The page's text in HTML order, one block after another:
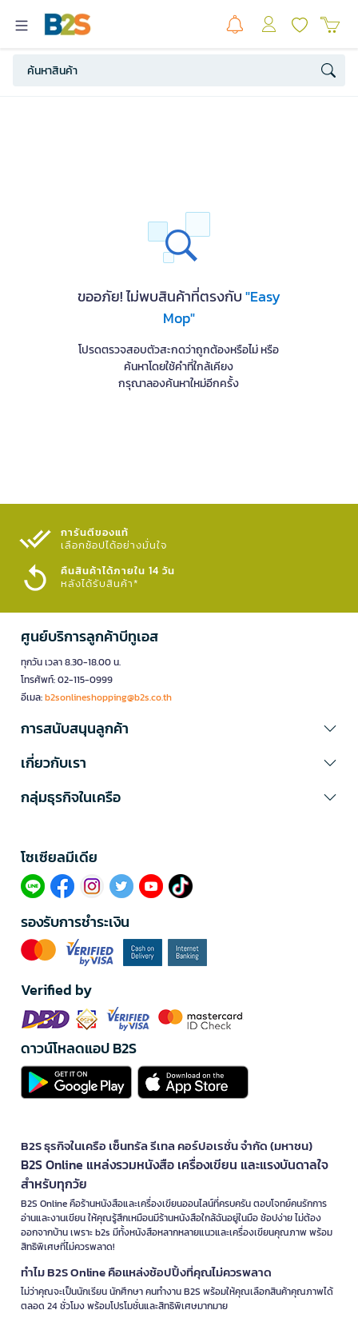
ขออภัย! ไม่พบสินค้าที่ตรงกับ"Easy
Mop"
โปรดตรวจสอบตัวสะกดว่าถูกต้องหรือไม่ หรือ
ค้นหาโดยใช้คำที่ใกล้เคียง
กรุณาลองค้นหาใหม่อีกครั้ง
การันตีของแท้
เลือกช้อปได้อย่างมั่นใจ​
คืนสินค้าได้ภายใน 14 วัน
หลังได้รับสินค้า*
ศูนย์บริการลูกค้าบีทูเอส
ทุกวัน เวลา 8.30-18.00 น.
โทรศัพท์: 02-115-0999
อีเมล:b2sonlineshopping@b2s.co.th
การสนับสนุนลูกค้า
เกี่ยวกับเรา
กลุ่มธุรกิจในเครือ
โซเซียลมีเดีย​
รองรับการชำระเงิน
Verified by
ดาวน์โหลดแอป B2S
B2S ธุรกิจในเครือ เซ็นทรัล รีเทล คอร์ปอเรชั่น จำกัด (มหาชน)
B2S Online แหล่งรวมหนังสือ เครื่องเขียน และแรงบันดาลใจ
สำหรับทุกวัย
B2S Online คือร้านหนังสือและเครื่องเขียนออนไลน์ที่ครบครัน ตอบโจทย์คนรักการ
อ่านและงานเขียน ให้คุณรู้สึกเหมือนมีร้านหนังสือใกล้ฉันอยู่ในมือ ช้อปง่าย ไม่ต้อง
ออกจากบ้าน เพราะ b2s มีทั้งหนังสือหลากหลายแนวและเครื่องเขียนคุณภาพ พร้อม
สิทธิพิเศษที่ไม่ควรพลาด!
ทำไม B2S Online คือแหล่งช้อปปิ้งที่คุณไม่ควรพลาด
ไม่ว่าคุณจะเป็นนักเรียน นักศึกษา คนทำงาน B2S พร้อมให้คุณเลือกสินค้าคุณภาพได้
ตลอด 24 ชั่วโมง พร้อมโปรโมชั่นและสิทธิพิเศษมากมาย